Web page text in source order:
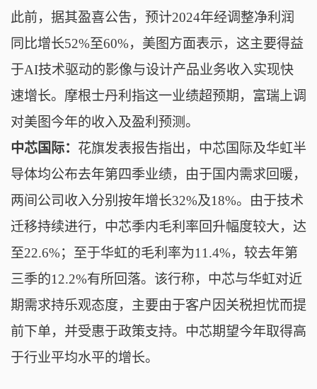
此前，据其盈喜公吿，预计2024年经调整净利润
同比增长52%至60%，美图方面表示，这主要得益
于AI技术驱动的影像与设计产品业务收入实现快
速增长。摩根士丹利指这一业绩超预期，富瑞上调
对美图今年的收入及盈利预测。
中芯国际： 花旗发表报吿指出，中芯国际及华虹半
导体均公布去年第四季业绩，由于国内需求回暖，
两间公司收入分别按年增长32%及18%。由于技术
迁移持续进行，中芯季内毛利率回升幅度较大，达
至22.6%；至于华虹的毛利率为11.4%，较去年第
三季的12.2%有所回落。该行称，中芯与华虹对近
期需求持乐观态度，主要由于客户因关税担忧而提
前下单，并受惠于政策支持。中芯期望今年取得高
于行业平均水平的增长。